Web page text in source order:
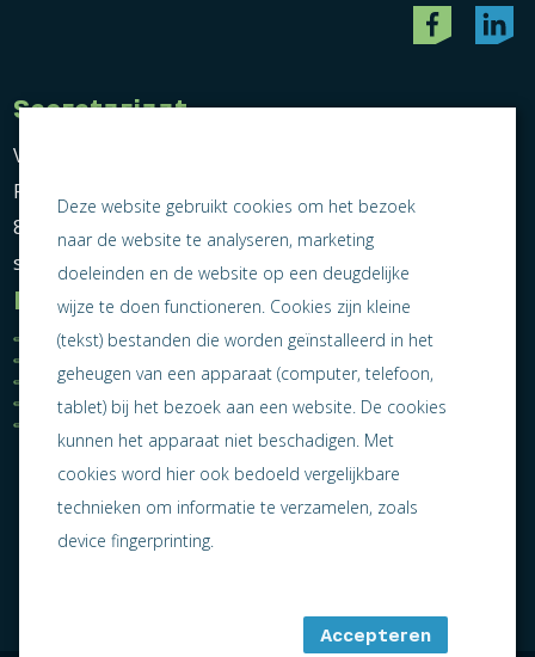
Secretariaat
Vereniging Ondernemend Sneek
Postbus 464
8600 AL Sneek
secretariaat@ondernemendsneek.nl
Informatie
Ledenoverzicht
Statuten
Algemene voorwaarden
Privacy statement
Jaarverslag 2025
Nieuws
Activiteiten
Lid worden
Contact
Deze website gebruikt cookies om het bezoek
naar de website te analyseren, marketing
doeleinden en de website op een deugdelijke
wijze te doen functioneren. Cookies zijn kleine
(tekst) bestanden die worden geïnstalleerd in het
geheugen van een apparaat (computer, telefoon,
tablet) bij het bezoek aan een website. De cookies
kunnen het apparaat niet beschadigen. Met
cookies word hier ook bedoeld vergelijkbare
technieken om informatie te verzamelen, zoals
device fingerprinting.
Accepteren